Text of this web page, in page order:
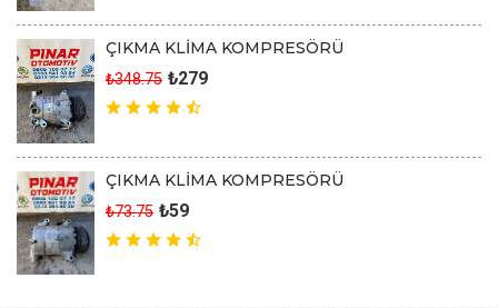
ÇIKMA KLİMA KOMPRESÖRÜ
₺348.75 ₺279
ÇIKMA KLİMA KOMPRESÖRÜ
₺73.75 ₺59